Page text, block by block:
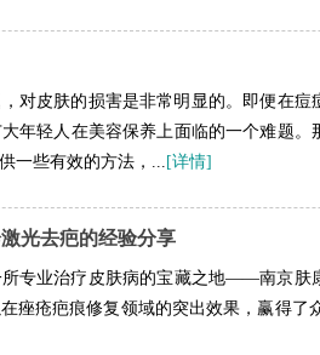
对皮肤的损害是非常明显的。即便在痘
年轻人在美容保养上面临的一个难题。
一些有效的方法，... [详情]
光去疤的经验分享
专业治疗皮肤病的宝藏之地——南京肤
痤疮疤痕修复领域的突出效果，赢得了